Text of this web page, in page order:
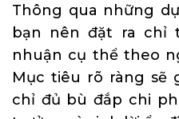
Thông qua những
bạn nên đặt ra chỉ
nhuận cụ thể theo
Mục tiêu rõ ràng sẽ
chỉ đủ bù đắp chi